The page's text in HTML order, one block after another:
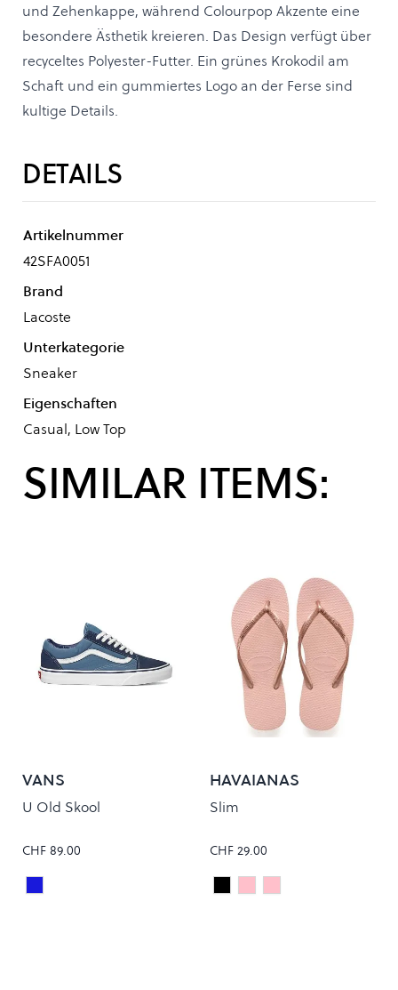
und Zehenkappe, während Colourpop Akzente eine
besondere Ästhetik kreieren. Das Design verfügt über
recyceltes Polyester-Futter. Ein grünes Krokodil am
Schaft und ein gummiertes Logo an der Ferse sind
kultige Details.
DETAILS
Artikelnummer
42SFA0051
Brand
Lacoste
Unterkategorie
Sneaker
Eigenschaften
Casual, Low Top
SIMILAR ITEMS:
VANS
U Old Skool
CHF 89.00
Colour
Navy
HAVAIANAS
Slim
CHF 29.00
Colour
BlackBallet Rose
CHIFFON ROSE